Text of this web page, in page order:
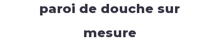
La cuisine équipée
paroi de douche sur
mesure